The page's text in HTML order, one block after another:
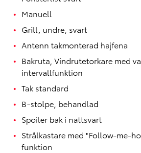
Manuell
Grill, undre, svart
Antenn takmonterad hajfena
Bakruta, Vindrutetorkare med
intervallfunktion
Tak standard
B-stolpe, behandlad
Spoiler bak i nattsvart
Strålkastare med "Follow-me-
funktion